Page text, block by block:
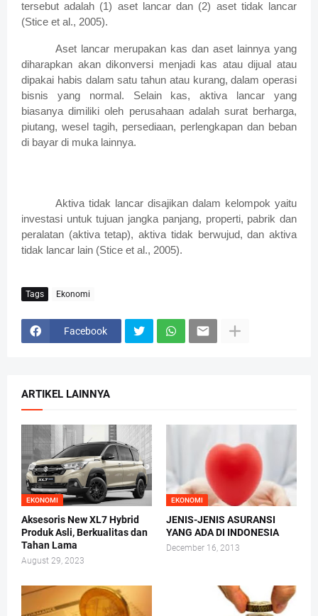
tersebut adalah (1) aset lancar dan (2) aset tidak lancar
(Stice et al., 2005).
Aset lancar merupakan kas dan aset lainnya yang
diharapkan akan dikonversi menjadi kas atau dijual atau
dipakai habis dalam satu tahun atau kurang, dalam operasi
bisnis yang normal. Selain kas, aktiva lancar yang
biasanya dimiliki oleh perusahaan adalah surat berharga,
piutang, wesel tagih, persediaan, perlengkapan dan beban
di bayar di muka lainnya.
Aktiva tidak lancar disajikan dalam kelompok yaitu
investasi untuk tujuan jangka panjang, properti, pabrik dan
peralatan (aktiva tetap), aktiva tidak berwujud, dan aktiva
tidak lancar lain (Stice et al., 2005).
Tags Ekonomi
Facebook
ARTIKEL LAINNYA
EKONOMI
Aksesoris New XL7 Hybrid
Produk Asli, Berkualitas dan
Tahan Lama
August 29, 2023
EKONOMI
JENIS-JENIS ASURANSI
YANG ADA DI INDONESIA
December 16, 2013